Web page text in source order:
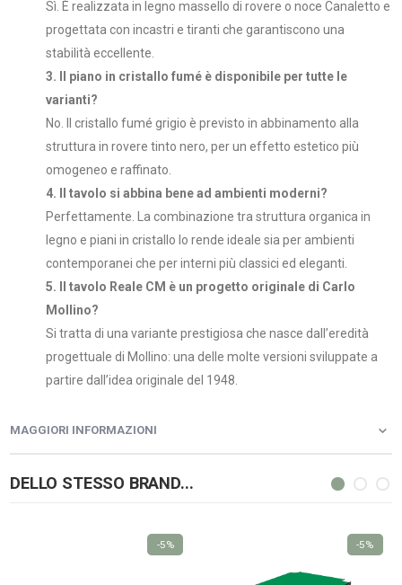
Sì. È realizzata in legno massello di rovere o noce Canaletto e
progettata con incastri e tiranti che garantiscono una
stabilità eccellente.
3. Il piano in cristallo fumé è disponibile per tutte le
varianti?
No. Il cristallo fumé grigio è previsto in abbinamento alla
struttura in rovere tinto nero, per un effetto estetico più
omogeneo e raffinato.
4. Il tavolo si abbina bene ad ambienti moderni?
Perfettamente. La combinazione tra struttura organica in
legno e piani in cristallo lo rende ideale sia per ambienti
contemporanei che per interni più classici ed eleganti.
5. Il tavolo Reale CM è un progetto originale di Carlo
Mollino?
Si tratta di una variante prestigiosa che nasce dall’eredità
progettuale di Mollino: una delle molte versioni sviluppate a
partire dall’idea originale del 1948.
MAGGIORI INFORMAZIONI
DELLO STESSO BRAND...
-5% -5%